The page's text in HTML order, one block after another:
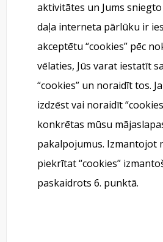
aktivitātes un Jums
daļa interneta pārlūku ir
akceptētu “cookies” pēc
vēlaties, Jūs varat iestatīt
“cookies” un noraidīt tos.
izdzēst vai noraidīt
konkrētas mūsu
pakalpojumus. Izmantojot
piekrītat “cookies”
paskaidrots 6. punktā.